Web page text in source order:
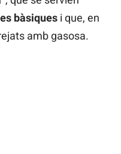
bàsiques i que, en
amb gasosa.